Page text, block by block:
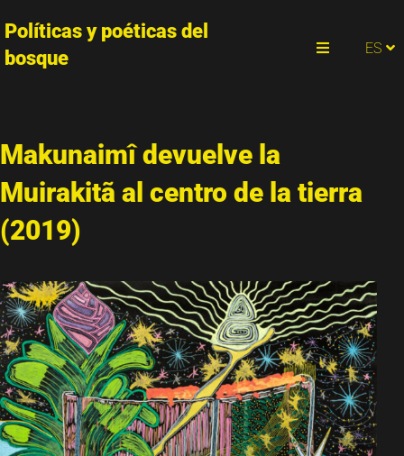
Políticas y poéticas del
bosque
ES
EN
Makunaimî devuelve la
Muirakitã al centro de la tierra
(2019)